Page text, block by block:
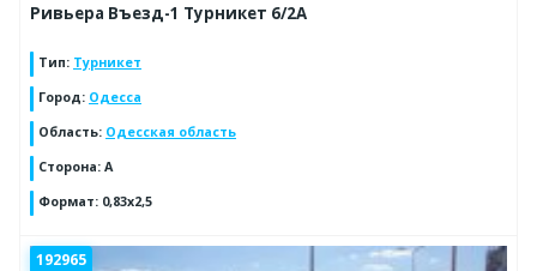
Ривьера Въезд-1 Турникет 6/2А
Тип: Турникет
Город: Одесса
Область: Одесская область
Сторона: A
Формат: 0,83х2,5
192965